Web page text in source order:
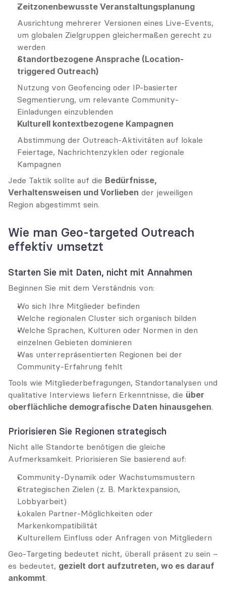
Zeitzonenbewusste Veranstaltungsplanung
Ausrichtung mehrerer Versionen eines Live-Events,
um globalen Zielgruppen gleichermaßen gerecht zu
werden
Standortbezogene Ansprache (Location-
triggered Outreach)
Nutzung von Geofencing oder IP-basierter
Segmentierung, um relevante Community-
Einladungen einzublenden
Kulturell kontextbezogene Kampagnen
Abstimmung der Outreach-Aktivitäten auf lokale
Feiertage, Nachrichtenzyklen oder regionale
Kampagnen
Jede Taktik sollte auf die Bedürfnisse,
Verhaltensweisen und Vorlieben der jeweiligen
Region abgestimmt sein.
Wie man Geo-targeted Outreach
effektiv umsetzt
Starten Sie mit Daten, nicht mit Annahmen
Beginnen Sie mit dem Verständnis von:
Wo sich Ihre Mitglieder befinden
Welche regionalen Cluster sich organisch bilden
Welche Sprachen, Kulturen oder Normen in den
einzelnen Gebieten dominieren
Was unterrepräsentierten Regionen bei der
Community-Erfahrung fehlt
Tools wie Mitgliederbefragungen, Standortanalysen und
qualitative Interviews liefern Erkenntnisse, die über
oberflächliche demografische Daten hinausgehen.
Priorisieren Sie Regionen strategisch
Nicht alle Standorte benötigen die gleiche
Aufmerksamkeit. Priorisieren Sie basierend auf:
Community-Dynamik oder Wachstumsmustern
Strategischen Zielen (z. B. Marktexpansion,
Lobbyarbeit)
Lokalen Partner-Möglichkeiten oder
Markenkompatibilität
Kulturellem Einfluss oder Anfragen von Mitgliedern
Geo-Targeting bedeutet nicht, überall präsent zu sein –
es bedeutet, gezielt dort aufzutreten, wo es darauf
ankommt.